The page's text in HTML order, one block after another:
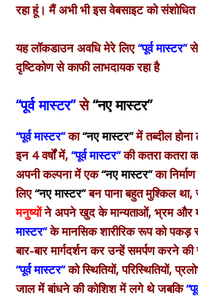
रहा हूं। मैं अभी भी इस वेबसाइट को
यह लॉकडाउन अवधि मेरे लिए“पूर्व मास्टर”से
दृष्टिकोण से काफी लाभदायक रहा है
“पूर्व मास्टर”से“नए मास्टर”
“पूर्व मास्टर”का“नए मास्टर”में तब्दील होना
इन 4 वर्षों में, “पूर्व मास्टर”की कतरा कतरा
अपनी कल्पना में एक“नए मास्टर”का
लिए“नए मास्टर”बन पाना बहुत मुश्किल था,
मनुष्योंने अपने खुद के मान्यताओं, भ्रम और
मास्टर”के मानसिक शारीरिक रूप को
बार-बार मार्गदर्शन कर उन्हें समर्पण करने
“पूर्व मास्टर”को स्थितियों, परिस्थितियों,
जाल में बांधने की कोशिश में लगे थे जबकि